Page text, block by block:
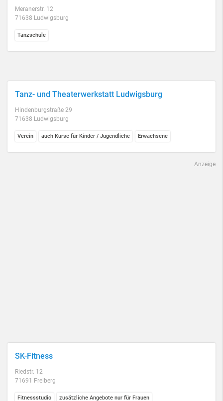
Meranerstr. 12
71638 Ludwigsburg
Tanzschule
Tanz- und Theaterwerkstatt Ludwigsburg
Hindenburgstraße 29
71638 Ludwigsburg
Verein auch Kurse für Kinder / Jugendliche Erwachsene
Anzeige
SK-Fitness
Riedstr. 12
71691 Freiberg
Fitnessstudio zusätzliche Angebote nur für Frauen